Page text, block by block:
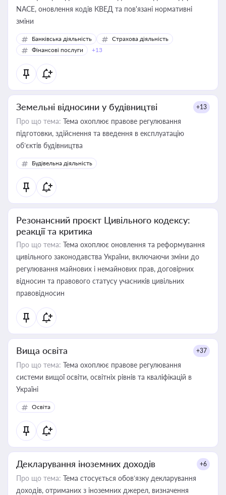
NACE, оновлення кодів КВЕД та пов'язані нормативні
зміни
Банківська діяльність
Страхова діяльність
Фінансові послуги
+13
Земельні відносини у будівництві +13
Про що тема: Тема охоплює правове регулювання
підготовки, здійснення та введення в експлуатацію
об’єктів будівництва
Будівельна діяльність
Резонансний проєкт Цивільного кодексу:
реакції та критика
Про що тема: Тема охоплює оновлення та реформування
цивільного законодавства України, включаючи зміни до
регулювання майнових і немайнових прав, договірних
відносин та правового статусу учасників цивільних
правовідносин
Вища освіта +37
Про що тема: Тема охоплює правове регулювання
системи вищої освіти, освітніх рівнів та кваліфікацій в
Україні
Освіта
Декларування іноземних доходів +6
Про що тема: Тема стосується обов’язку декларування
доходів, отриманих з іноземних джерел, визначення